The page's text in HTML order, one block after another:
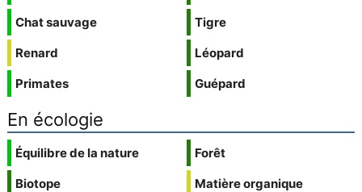
Chat sauvage
Renard
Primates
Tigre
Léopard
Guépard
En écologie
Équilibre de la nature
Biotope
Forêt
Matière organique